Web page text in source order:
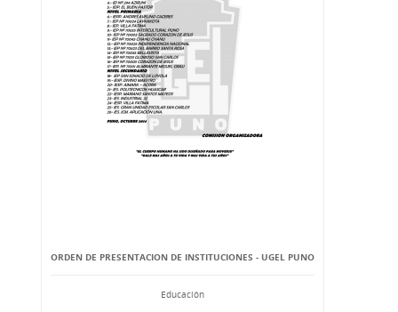
ORDEN DE PRESENTACION DE INSTITUCIONES - UGEL PUNO
Educación